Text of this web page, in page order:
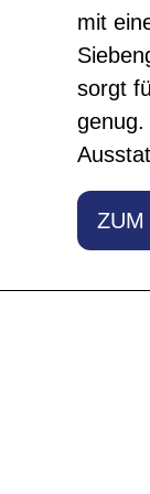
mit
sorgt
ZUM